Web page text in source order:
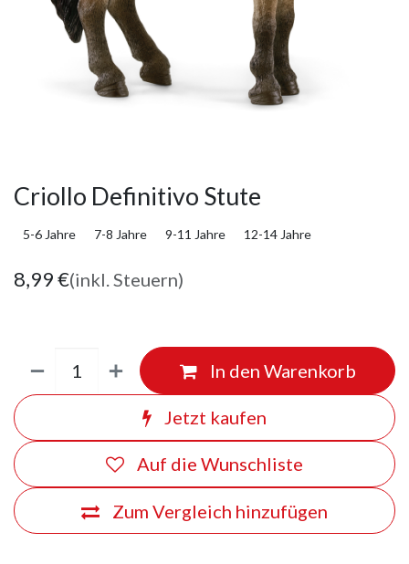
Criollo Definitivo Stute
5-6 Jahre 7-8 Jahre 9-11 Jahre 12-14 Jahre
8,99€(inkl. Steuern)
In den Warenkorb
Jetzt kaufen
Zum Vergleich hinzufügen
Auf die Wunschliste